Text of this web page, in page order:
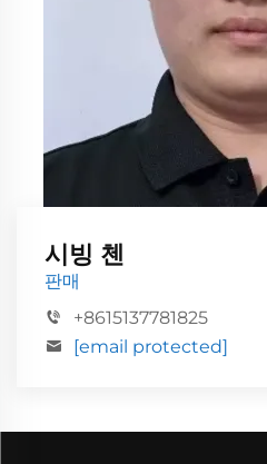
시빙 첸
판매
+8615137781825
[email protected]